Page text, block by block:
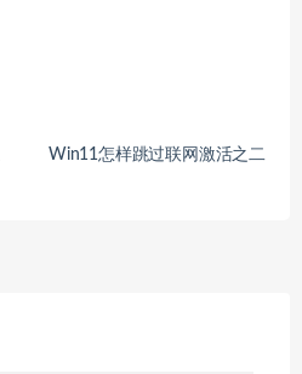
Win11怎样跳过联网激活之二